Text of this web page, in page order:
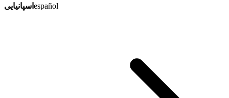
اسپانیایی español